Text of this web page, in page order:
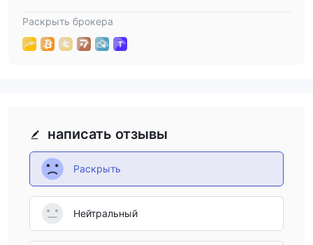
Раскрыть брокера
написать отзывы
Раскрыть
Нейтральный